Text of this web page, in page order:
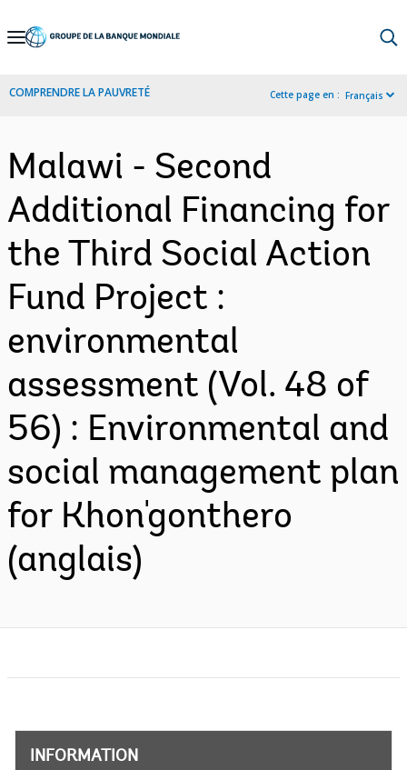
Skip
Navigation
COMPRENDRE LA PAUVRETÉ Cette page en : Français
Malawi - Second
Additional Financing for
the Third Social Action
Fund Project :
environmental
assessment (Vol. 48 of
56) : Environmental and
social management plan
for Khon'gonthero
(anglais)
INFORMATION